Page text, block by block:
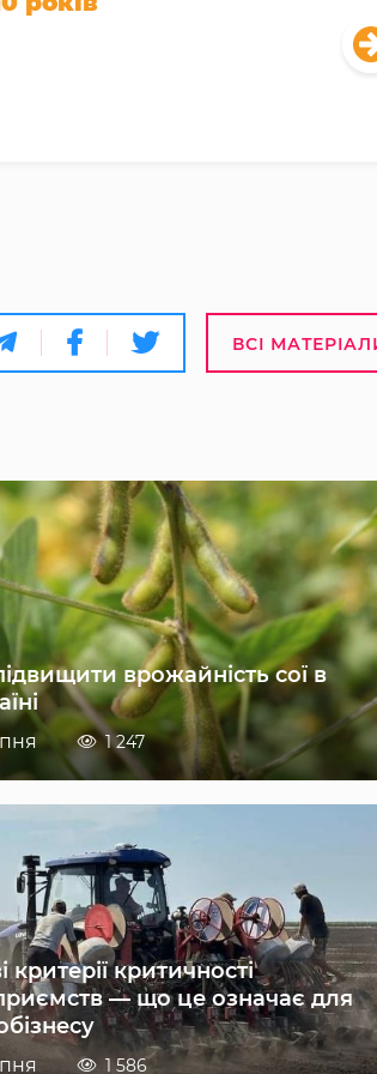
ВСІ
врожайність сої в
1 247
критерії критичності
— що це означає для
1 586